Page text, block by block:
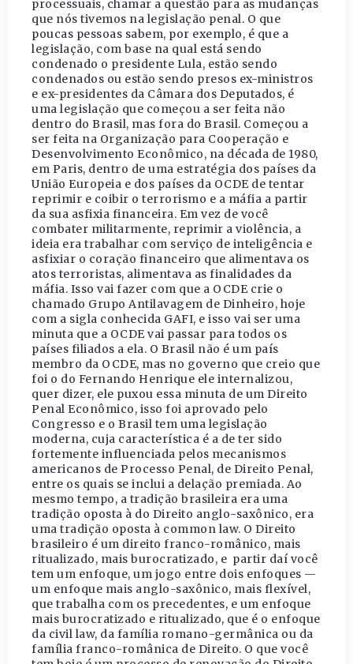
processuais, chamar a questão para as mudanças
que nós tivemos na legislação penal. O que
poucas pessoas sabem, por exemplo, é que a
legislação, com base na qual está sendo
condenado o presidente Lula, estão sendo
condenados ou estão sendo presos ex-ministros
e ex-presidentes da Câmara dos Deputados, é
uma legislação que começou a ser feita não
dentro do Brasil, mas fora do Brasil. Começou a
ser feita na Organização para Cooperação e
Desenvolvimento Econômico, na década de 1980,
em Paris, dentro de uma estratégia dos países da
União Europeia e dos países da OCDE de tentar
reprimir e coibir o terrorismo e a máfia a partir
da sua asfixia financeira. Em vez de você
combater militarmente, reprimir a violência, a
ideia era trabalhar com serviço de inteligência e
asfixiar o coração financeiro que alimentava os
atos terroristas, alimentava as finalidades da
máfia. Isso vai fazer com que a OCDE crie o
chamado Grupo Antilavagem de Dinheiro, hoje
com a sigla conhecida GAFI, e isso vai ser uma
minuta que a OCDE vai passar para todos os
países filiados a ela. O Brasil não é um país
membro da OCDE, mas no governo que creio que
foi o do Fernando Henrique ele internalizou,
quer dizer, ele puxou essa minuta de um Direito
Penal Econômico, isso foi aprovado pelo
Congresso e o Brasil tem uma legislação
moderna, cuja característica é a de ter sido
fortemente influenciada pelos mecanismos
americanos de Processo Penal, de Direito Penal,
entre os quais se inclui a delação premiada. Ao
mesmo tempo, a tradição brasileira era uma
tradição oposta à do Direito anglo-saxônico, era
uma tradição oposta à common law. O Direito
brasileiro é um direito franco-românico, mais
ritualizado, mais burocratizado, e partir daí você
tem um enfoque, um jogo entre dois enfoques —
um enfoque mais anglo-saxônico, mais flexível,
que trabalha com os precedentes, e um enfoque
mais burocratizado e ritualizado, que é o enfoque
da civil law, da família romano-germânica ou da
família franco-românica de Direito. O que você